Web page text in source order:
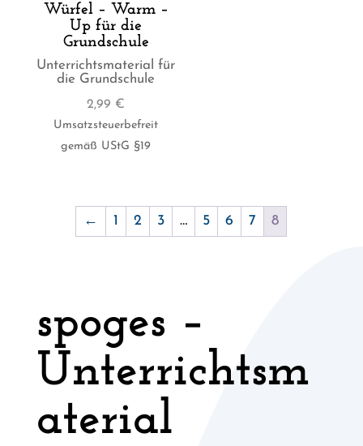
Würfel – Warm –
Up für die
Grundschule
Unterrichtsmaterial für
die Grundschule
2,99 €
Umsatzsteuerbefreit
gemäß UStG §19
← 1 2 3 … 5 6 7 8
spoges –
Unterrichtsm
aterial